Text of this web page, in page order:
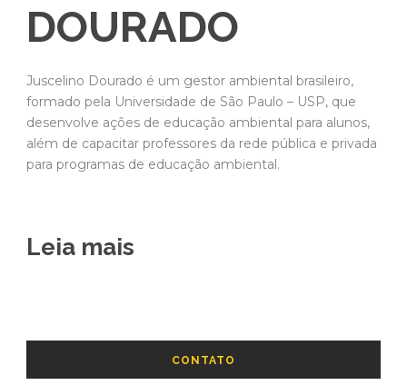
DOURADO
Juscelino Dourado é um gestor ambiental brasileiro,
formado pela Universidade de São Paulo – USP, que
desenvolve ações de educação ambiental para alunos,
além de capacitar professores da rede pública e privada
para programas de educação ambiental.
Leia mais
CONTATO